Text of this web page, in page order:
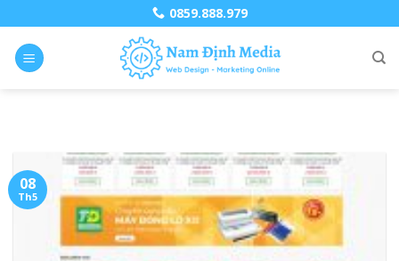
to
content
0859.888.979
08
Th5